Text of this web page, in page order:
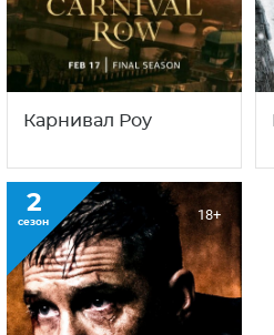
Карнивал Роу
2
сезон 18+